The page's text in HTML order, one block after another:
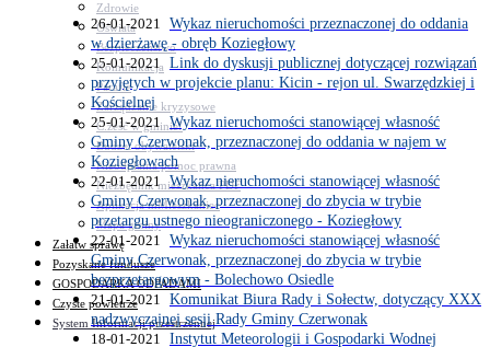
Zdrowie
Oświata
Bezpieczeństwo
Komunikacja
Parafie
Zarządzanie kryzysowe
C.ześć w gminie!
Budżet obywatelski
Nieodpłatna pomoc prawna
Niezbędnik mieszkańca PDF
Aplikacja mMieszkaniec
Mapa gminy
Załatw sprawę
Pozyskane fundusze
GOSPODARKA ODPADAMI
Czyste powietrze
System Informacji przestrzennej
26-01-2021 Wykaz nieruchomości przeznaczonej do oddania
w dzierżawę - obręb Koziegłowy
25-01-2021 Link do dyskusji publicznej dotyczącej rozwiązań
przyjętych w projekcie planu: Kicin - rejon ul. Swarzędzkiej i
Kościelnej
25-01-2021 Wykaz nieruchomości stanowiącej własność
Gminy Czerwonak, przeznaczonej do oddania w najem w
Koziegłowach
22-01-2021 Wykaz nieruchomości stanowiącej własność
Gminy Czerwonak, przeznaczonej do zbycia w trybie
przetargu ustnego nieograniczonego - Koziegłowy
22-01-2021 Wykaz nieruchomości stanowiącej własność
Gminy Czerwonak, przeznaczonej do zbycia w trybie
bezprzetargowym - Bolechowo Osiedle
21-01-2021 Komunikat Biura Rady i Sołectw, dotyczący XXX
nadzwyczajnej sesji Rady Gminy Czerwonak
18-01-2021 Instytut Meteorologii i Gospodarki Wodnej